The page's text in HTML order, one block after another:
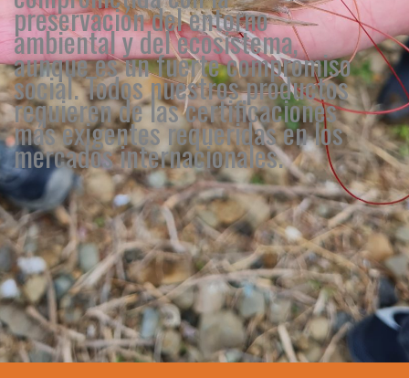
preservación del entorno
ambiental y del ecosistema,
aunque es un fuerte compromiso
social.Todos nuestros productos
requieren de las certificaciones
más exigentes requeridas en los
mercados internacionales.